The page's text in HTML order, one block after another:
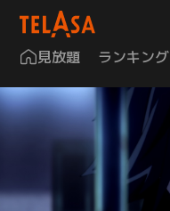
見放題 ランキング